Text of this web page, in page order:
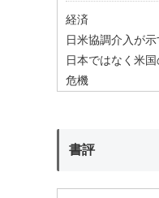
経済
日米協調介入が
日本ではなく米
危機
書評